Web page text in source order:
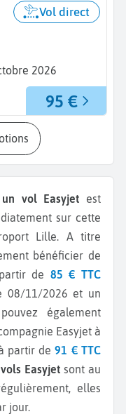
2026
Vol direct
95 €
vol Easyjet est
sur cette
Lille. A titre
bénéficier de
de 85 € TTC
08/11/2026 et un
également
Easyjet à
partir de91 € TTC
Easyjet sont au
elles
jour.